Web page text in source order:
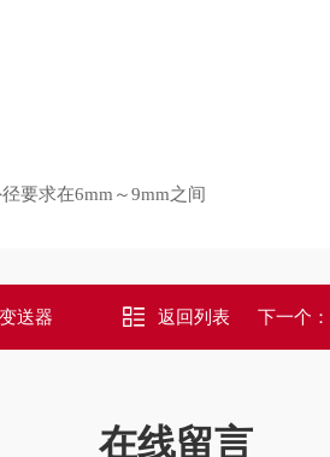
要求在6mm ～9mm之间
送器 返回列表 下一个：
在线留言